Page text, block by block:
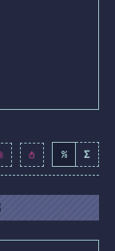
81.9% 9410 )
% Σ